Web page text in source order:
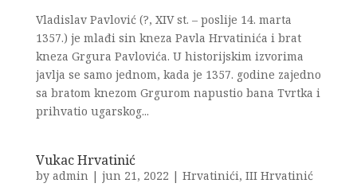
Vladislav Pavlović (?, XIV st. – poslije 14. marta
1357.) je mlađi sin kneza Pavla Hrvatinića i brat
kneza Grgura Pavlovića. U historijskim izvorima
javlja se samo jednom, kada je 1357. godine zajedno
sa bratom knezom Grgurom napustio bana Tvrtka i
prihvatio ugarskog...
Vukac Hrvatinić
by admin| jun 21, 2022 | Hrvatinići, III Hrvatinić